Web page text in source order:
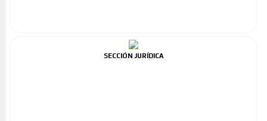
SECCIÓN JURÍDICA